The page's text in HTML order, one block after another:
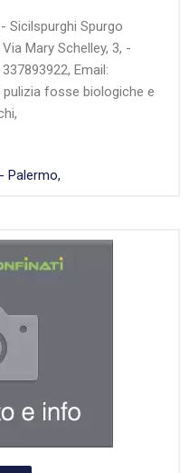
Sicilspurghi Spurgo
Mary Schelley, 3, -
Email:
fosse biologiche e
Palermo,